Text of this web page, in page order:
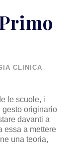
CLINICA
le scuole, i
gesto originario
davanti a
essa a mettere
una teoria,